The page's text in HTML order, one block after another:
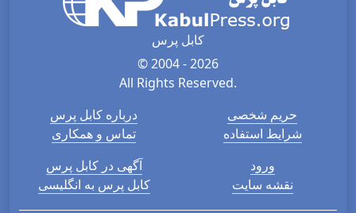
کابل پرس
© 2004 - 2026
All Rights Reserved.
درباره کابل پرس
تماس و همکاری
حریم شخصی
شرایط استفاده
آگهی در کابل پرس
کابل پرس به انگلیسی
ورود
نقشه سایت